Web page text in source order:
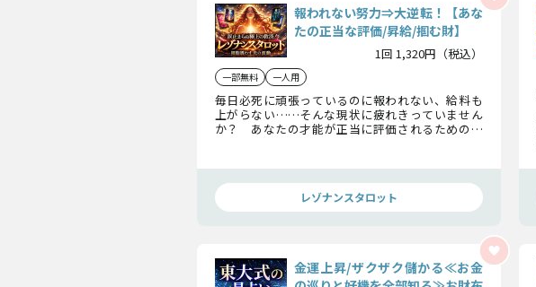
報われない努力⇒大逆転！【あな
たの正当な評価/昇給/掴む財】
1回 1,320円（税込）
一部無料 一人用
毎日必死に頑張っているのに報われない、給料も
上がらない……そんな現状に疲れきっていません
か？ あなたの才能が正当に評価されるための方
レゾナンスタロット
金運上昇/ザクザク儲かる≪お金